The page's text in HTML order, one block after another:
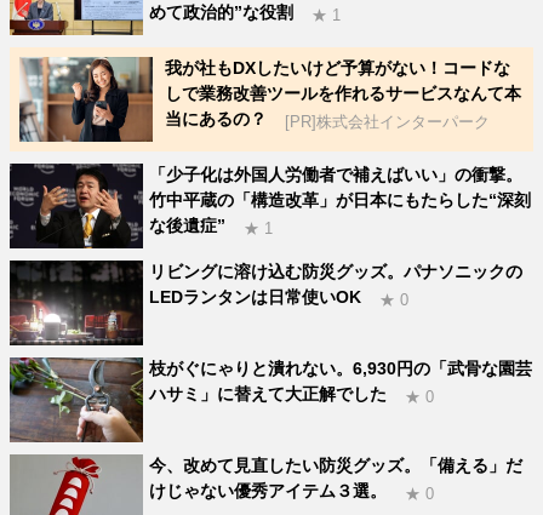
めて政治的”な役割
★ 1
我が社もDXしたいけど予算がない！コードな
しで業務改善ツールを作れるサービスなんて本
当にあるの？
[PR]株式会社インターパーク
「少子化は外国人労働者で補えばいい」の衝撃。
竹中平蔵の「構造改革」が日本にもたらした“深刻
な後遺症”
★ 1
リビングに溶け込む防災グッズ。パナソニックの
LEDランタンは日常使いOK
★ 0
枝がぐにゃりと潰れない。6,930円の「武骨な園芸
ハサミ」に替えて大正解でした
★ 0
今、改めて見直したい防災グッズ。「備える」だ
けじゃない優秀アイテム３選。
★ 0